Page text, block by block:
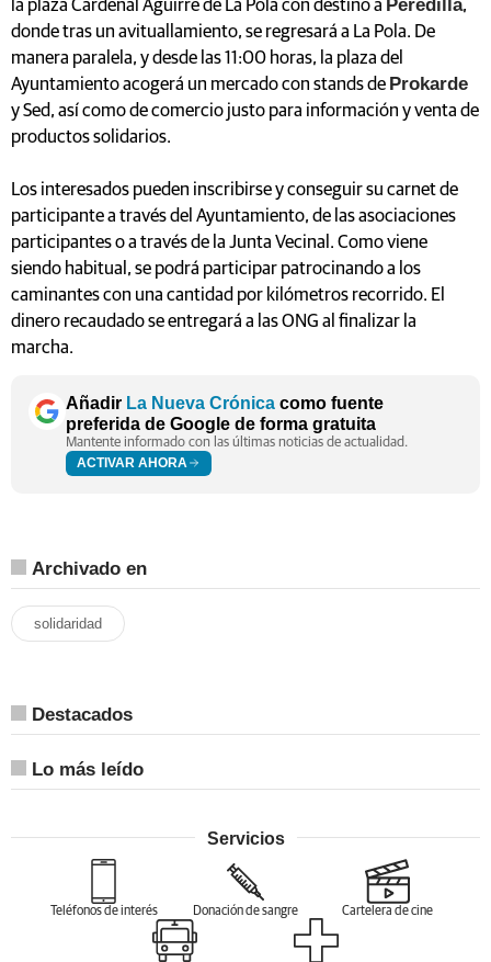
la plaza Cardenal Aguirre de La Pola con destino a Peredilla,
donde tras un avituallamiento, se regresará a La Pola. De
manera paralela, y desde las 11:00 horas, la plaza del
Ayuntamiento acogerá un mercado con stands de Prokarde
y Sed, así como de comercio justo para información y venta de
productos solidarios.
Los interesados pueden inscribirse y conseguir su carnet de
participante a través del Ayuntamiento, de las asociaciones
participantes o a través de la Junta Vecinal. Como viene
siendo habitual, se podrá participar patrocinando a los
caminantes con una cantidad por kilómetros recorrido. El
dinero recaudado se entregará a las ONG al finalizar la
marcha.
Añadir La Nueva Crónica como fuente
preferida de Google de forma gratuita
Mantente informado con las últimas noticias de actualidad.
ACTIVAR AHORA
Archivado en
solidaridad
Destacados
Lo más leído
Servicios
Teléfonos de interés Donación de sangre Cartelera de cine